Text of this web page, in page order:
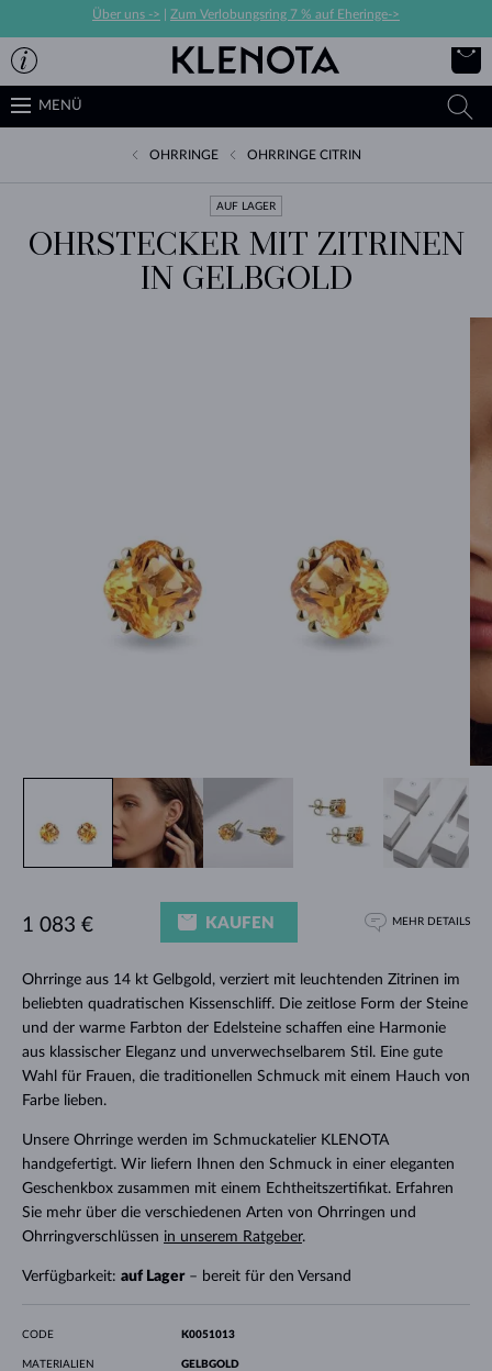
Über uns -> Zum Verlobungsring 7 % auf Eheringe->
MENÜ
OHRRINGE OHRRINGE CITRIN
AUF LAGER
OHRSTECKER MIT ZITRINEN
IN GELBGOLD
Ohrringe aus 14 kt Gelbgold, verziert mit leuchtenden Zitrinen im
beliebten quadratischen Kissenschliff. Die zeitlose Form der Steine
und der warme Farbton der Edelsteine schaffen eine Harmonie
aus klassischer Eleganz und unverwechselbarem Stil. Eine gute
Wahl für Frauen, die traditionellen Schmuck mit einem Hauch von
Farbe lieben.
Unsere Ohrringe werden im Schmuckatelier KLENOTA
handgefertigt. Wir liefern Ihnen den Schmuck in einer eleganten
Geschenkbox zusammen mit einem Echtheitszertifikat. Erfahren
Sie mehr über die verschiedenen Arten von Ohrringen und
Ohrringverschlüssen in unserem Ratgeber.
Verfügbarkeit: auf Lager– bereit für den Versand
1 083 € KAUFEN MEHR DETAILS
CODE K0051013
MATERIALIEN
GELBGOLD